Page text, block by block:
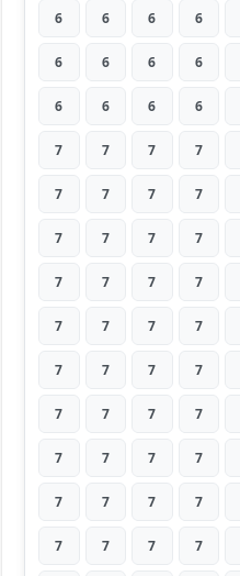
6 6 6 6
6 6 6 6
6 6 6 6
7 7 7 7
7 7 7 7
7 7 7 7
7 7 7 7
7 7 7 7
7 7 7 7
7 7 7 7
7 7 7 7
7 7 7 7
7 7 7 7